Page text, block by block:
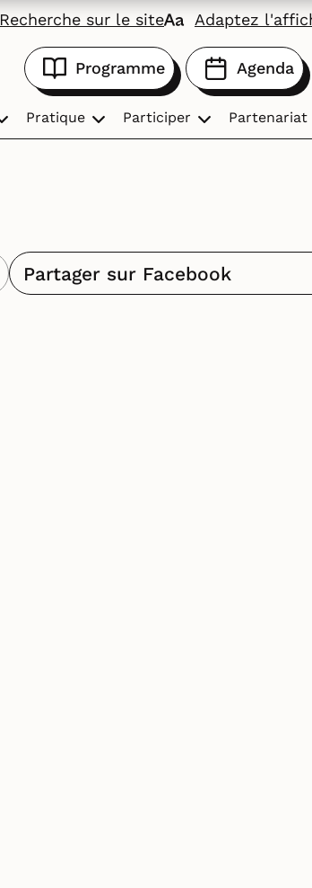
Recherche sur le site Adaptez
Pratique Participer Partenariat
Programme Agenda
Partager sur Facebook